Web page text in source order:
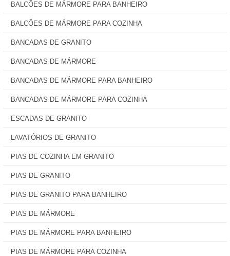
BALCÕES DE MÁRMORE PARA BANHEIRO
BALCÕES DE MÁRMORE PARA COZINHA
BANCADAS DE GRANITO
BANCADAS DE MÁRMORE
BANCADAS DE MÁRMORE PARA BANHEIRO
BANCADAS DE MÁRMORE PARA COZINHA
ESCADAS DE GRANITO
LAVATÓRIOS DE GRANITO
PIAS DE COZINHA EM GRANITO
PIAS DE GRANITO
PIAS DE GRANITO PARA BANHEIRO
PIAS DE MÁRMORE
PIAS DE MÁRMORE PARA BANHEIRO
PIAS DE MÁRMORE PARA COZINHA